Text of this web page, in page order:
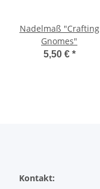
Nadelmaß "Crafting
Gnomes"
5,50 € *
Kontakt: